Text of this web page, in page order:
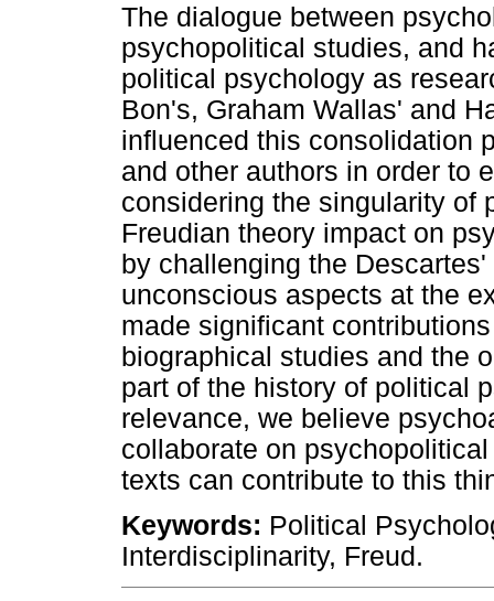
The dialogue between
psychopolitical studies, and
political psychology as
Bon's, Graham Wallas' and
influenced this consolidation
and other authors in order to
considering the singularity of
Freudian theory impact on
by challenging the
unconscious aspects at the
made significant
biographical studies and the
part of the history of political
relevance, we believe
collaborate on
texts can contribute to this
Keywords: Political
Interdisciplinarity, Freud.